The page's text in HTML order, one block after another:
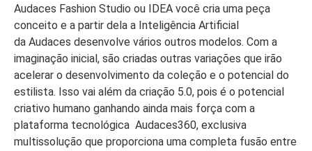
Audaces Fashion Studio ou IDEA você cria uma peça
conceito e a partir dela a Inteligência Artificial
da Audaces desenvolve vários outros modelos. Com a
imaginação inicial, são criadas outras variações que irão
acelerar o desenvolvimento da coleção e o potencial do
estilista. Isso vai além da criação 5.0, pois é o potencial
criativo humano ganhando ainda mais força com a
plataforma tecnológica Audaces360, exclusiva
multissolução que proporciona uma completa fusão entre